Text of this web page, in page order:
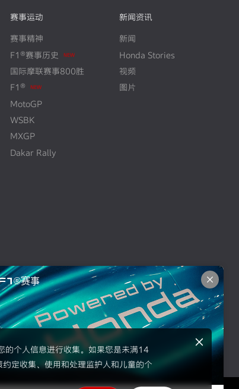
个人信息进行收集。如果您是未满14
定收集、使用和处理监护人和儿童的个
赛事运动
赛事精神
F1®赛事历史
国际摩联赛事800胜
F1®
MotoGP
WSBK
MXGP
Dakar Rally
新闻资讯
新闻
Honda Stories
视频
图片
摩托车销售（上海）有限公司
东风本田汽车零部件有限公司
赛事